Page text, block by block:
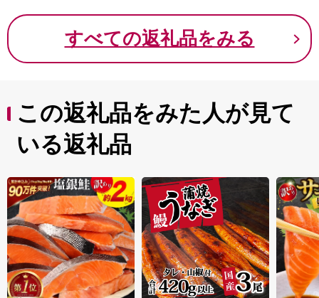
すべての返礼品をみる
この返礼品をみた人が見て
いる返礼品